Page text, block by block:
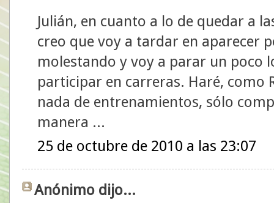
Julián, en cuanto a lo de quedar a
creo que voy a tardar en aparecer
molestando y voy a parar un poco
participar en carreras. Haré, como
nada de entrenamientos, sólo
manera ...
25 de octubre de 2010 a las 23:07
Anónimo dijo...